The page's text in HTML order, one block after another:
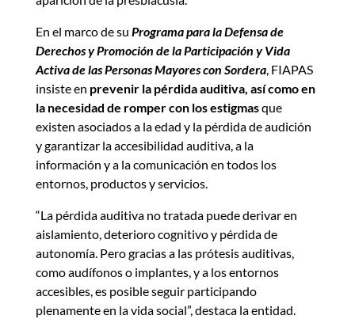
En el marco de su Programa para la Defensa de
Derechos y Promoción de la Participación y Vida
Activa de las Personas Mayores con Sordera, FIAPAS
insiste en prevenir la pérdida auditiva, así como en
la necesidad de romper con los estigmasque
existen asociados a la edad y la pérdida de audición
y garantizar la accesibilidad auditiva, a la
información y a la comunicación en todos los
entornos, productos y servicios.
“La pérdida auditiva no tratada puede derivar en
aislamiento, deterioro cognitivo y pérdida de
autonomía. Pero gracias a las prótesis auditivas,
como audífonos o implantes, y a los entornos
accesibles, es posible seguir participando
plenamente en la vida social”, destaca la entidad.